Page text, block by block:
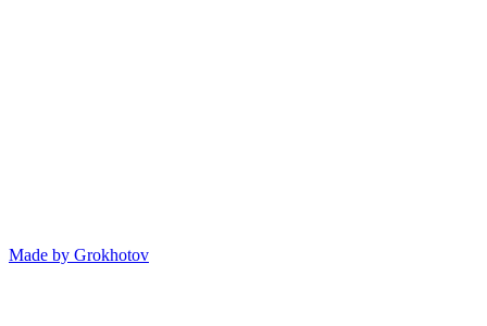
Made by Grokhotov